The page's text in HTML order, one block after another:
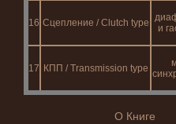
16 Сцепление / Clutch type
и
17 КПП / Transmission type
О Книге